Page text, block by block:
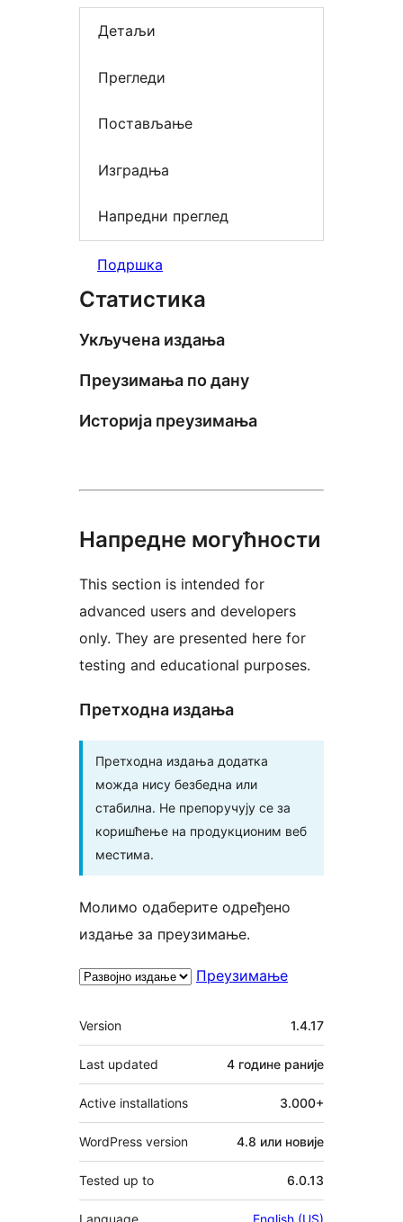
Детаљи
Прегледи
Постављање
Изградња
Напредни преглед
Подршка
Статистика
Укључена издања
Преузимања по дану
Историја преузимања
Напредне могућности
This section is intended for
advanced users and developers
only. They are presented here for
testing and educational purposes.
Претходна издања
Претходна издања додатка
можда нису безбедна или
стабилна. Не препоручују се за
коришћење на продукционим веб
местима.
Молимо одаберите одређено
издање за преузимање.
Преузимање
Мета
Version 1.4.17
Last updated 4 године раније
Active installations 3.000+
WordPress version 4.8 или новије
Tested up to 6.0.13
Language English (US)